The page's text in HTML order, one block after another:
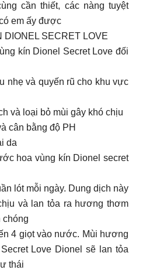
cần thiết, các nàng tuyệt
em ấy được
DIONEL SECRET LOVE
kín Dionel Secret Love đối
nhẹ và quyến rũ cho khu vực
và loại bỏ mùi gây khó chịu
cân bằng độ PH
da
hoa vùng kín Dionel secret
lót mỗi ngày. Dung dịch này
và lan tỏa ra hương thơm
chóng
4 giọt vào nước. Mùi hương
Love Dionel sẽ lan tỏa
thái